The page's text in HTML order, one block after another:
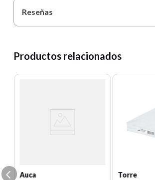
Reseñas
Productos relacionados
Auca Torre